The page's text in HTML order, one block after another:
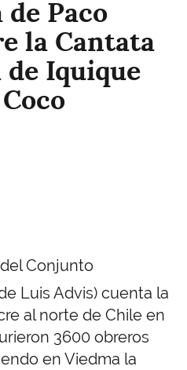
Paco
la Cantata
Iquique
Conjunto
Luis Advis) cuenta la
al norte de Chile en
3600 obreros
en Viedma la